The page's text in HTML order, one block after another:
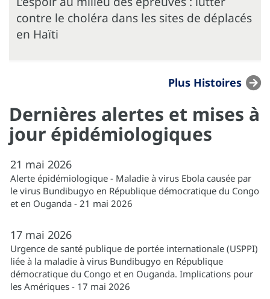
contre le choléra dans les sites de déplacés
en Haïti
Plus Histoires
Dernières alertes et mises à
jour épidémiologiques
21 mai 2026
Alerte épidémiologique - Maladie à virus Ebola causée par
le virus Bundibugyo en République démocratique du Congo
et en Ouganda - 21 mai 2026
17 mai 2026
Urgence de santé publique de portée internationale (USPPI)
liée à la maladie à virus Bundibugyo en République
démocratique du Congo et en Ouganda. Implications pour
les Amériques - 17 mai 2026